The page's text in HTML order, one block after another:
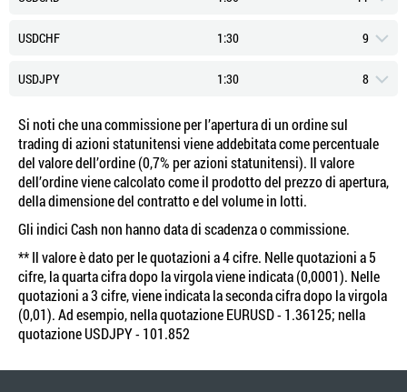
Swap Corto (Punti)
-2.09
Tipico Spread (Punti)
20
Swap Corto (Punti)
-2.76
AQUISTO: 0.4922 VENDITA: 0.4921
Tipico Spread (Punti)
21
Swap Corto (Punti)
AQUISTO: 85.026 VENDITA: 85.005
Swap Long (Punti)
-0.29
Swap Corto (Punti)
Tipico Spread (Punti)
13
Swap Long (Punti)
-0.33
Swap Corto (Punti)
AQUISTO: 1.385 VENDITA: 1.3848
USDCHF 1:30 9
Tipico Spread (Punti)
14
Swap Long (Punti)
Swap Corto (Punti)
-1.788
AQUISTO: 0.8264 VENDITA: 0.8263
USDJPY 1:30 8
Tipico Spread (Punti)
Swap Long (Punti)
0.035
Swap Corto (Punti)
-3.135
AQUISTO: 142.746
Si noti che una commissione per l’apertura di un ordine sul
trading di azioni statunitensi viene addebitata come percentuale
del valore dell’ordine (0,7% per azioni statunitensi). Il valore
dell’ordine viene calcolato come il prodotto del prezzo di apertura,
della dimensione del contratto e del volume in lotti.
Gli indici Cash non hanno data di scadenza o commissione.
** Il valore è dato per le quotazioni a 4 cifre. Nelle quotazioni a 5
cifre, la quarta cifra dopo la virgola viene indicata (0,0001). Nelle
quotazioni a 3 cifre, viene indicata la seconda cifra dopo la virgola
(0,01). Ad esempio, nella quotazione EURUSD - 1.36125; nella
quotazione USDJPY - 101.852